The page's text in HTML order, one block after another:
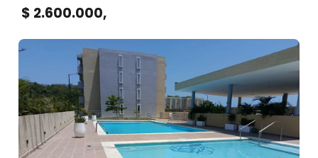
$ 2.600.000,